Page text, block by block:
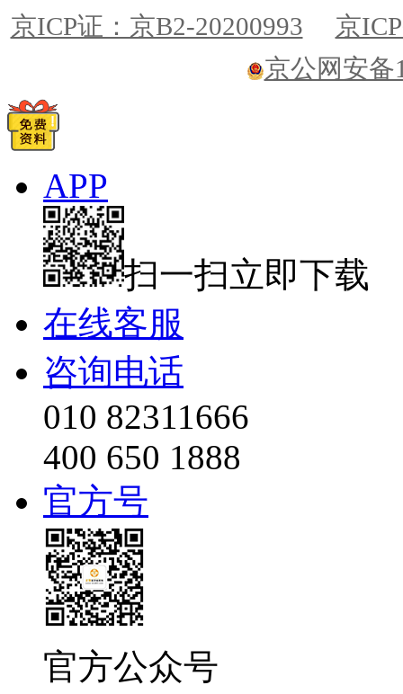
京ICP证：京B2-20200993
京
京公网安备
APP
扫一扫立即下载
在线客服
咨询电话
010 82311666
400 650 1888
官方号
官方公众号